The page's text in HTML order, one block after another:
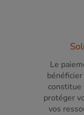
Le
constitue
protéger
vos